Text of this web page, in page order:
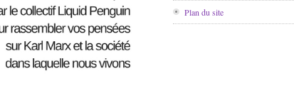
Plan du site